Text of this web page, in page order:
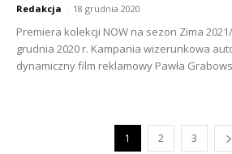
Redakcja - 18 grudnia 2020
Premiera kolekcji NOW na sezon Zima
grudnia 2020 r. Kampania wizerunkowa
dynamiczny film reklamowy Pawła
1 2 3